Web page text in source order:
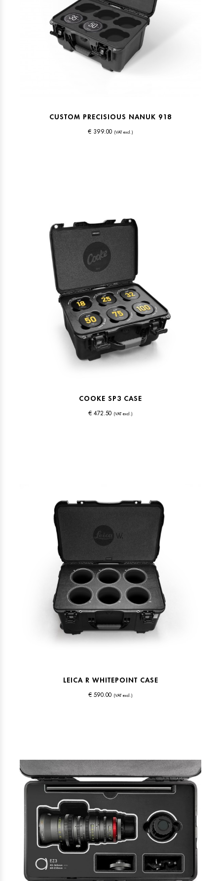
CUSTOM PRECISIOUS NANUK 918
€ 399.00 (VAT excl.)
COOKE SP3 CASE
€ 472.50 (VAT excl.)
LEICA R WHITEPOINT CASE
€ 590.00 (VAT excl.)